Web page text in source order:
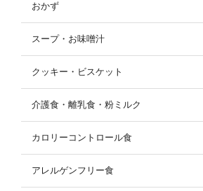
おかず
スープ・お味噌汁
クッキー・ビスケット
介護食・離乳食・粉ミルク
カロリーコントロール食
アレルゲンフリー食